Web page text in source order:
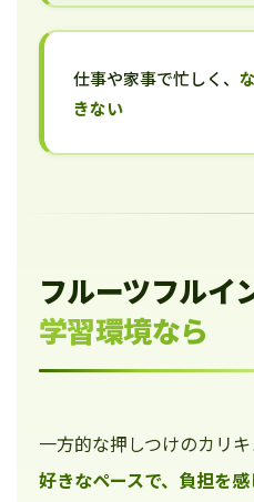
仕事や家事で忙しく、
きない
フルーツフルイ
学習環境なら
一方的な押しつけのカリキ
好きなペースで、負担を